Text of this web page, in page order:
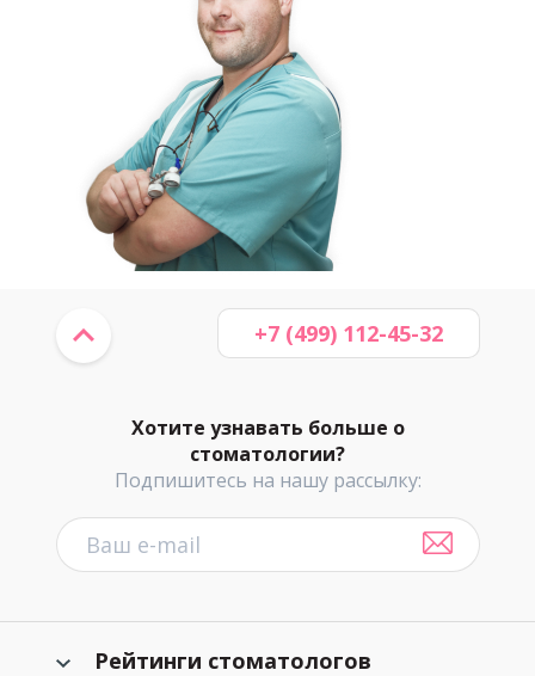
Хотите узнавать больше о
стоматологии?
Подпишитесь на нашу рассылку:
+7 (499) 112-45-32
Рейтинги стоматологов